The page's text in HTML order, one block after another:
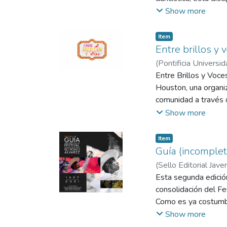
académica y
traductor de lo
identidad y
represente su
comunicativas, se
resultado, se
con la comunidad y
Show more
Item
Entre brillos y
(Pontificia
Entre Brillos y
Houston, una
comunidad a través
experiencias y
Centrado en las
etapas del
historias, memorias
diseñó un sistema
para redes
narrativas de la
construcción de
Show more
Item
Guía
(Sello Editorial
Andrea;Varona
Esta segunda
consolidación del
Como es ya
modalidades,
Show more